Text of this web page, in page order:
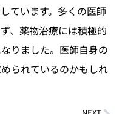
ています。多くの医師
、薬物治療には積極的
りました。医師自身の
られているのかもしれ